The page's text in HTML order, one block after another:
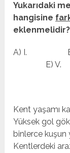
Yukarıdaki
hangisine
eklenmelidir?
A) I. B)
E) V.
Kent yaşamı
Yüksek gol
binlerce kuşun
Kentlerdeki